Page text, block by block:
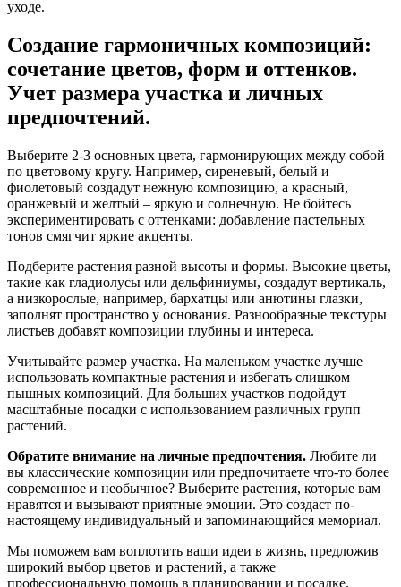
уходе.
Создание гармоничных композиций:
сочетание цветов, форм и оттенков.
Учет размера участка и личных
предпочтений.
Выберите 2-3 основных цвета, гармонирующих между собой
по цветовому кругу. Например, сиреневый, белый и
фиолетовый создадут нежную композицию, а красный,
оранжевый и желтый – яркую и солнечную. Не бойтесь
экспериментировать с оттенками: добавление пастельных
тонов смягчит яркие акценты.
Подберите растения разной высоты и формы. Высокие цветы,
такие как гладиолусы или дельфиниумы, создадут вертикаль,
а низкорослые, например, бархатцы или анютины глазки,
заполнят пространство у основания. Разнообразные текстуры
листьев добавят композиции глубины и интереса.
Учитывайте размер участка. На маленьком участке лучше
использовать компактные растения и избегать слишком
пышных композиций. Для больших участков подойдут
масштабные посадки с использованием различных групп
растений.
Обратите внимание на личные предпочтения. Любите ли
вы классические композиции или предпочитаете что-то более
современное и необычное? Выберите растения, которые вам
нравятся и вызывают приятные эмоции. Это создаст по-
настоящему индивидуальный и запоминающийся мемориал.
Мы поможем вам воплотить ваши идеи в жизнь, предложив
широкий выбор цветов и растений, а также
профессиональную помощь в планировании и посадке.